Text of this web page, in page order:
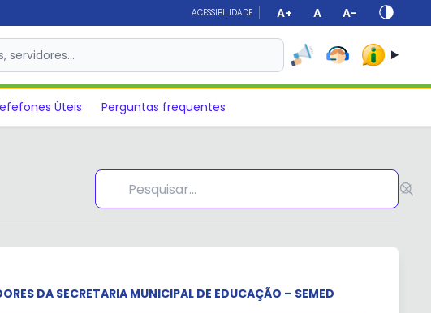
ACESSIBILIDADE A+ A A-
servidores…
Úteis Perguntas frequentes
DA SECRETARIA MUNICIPAL DE EDUCAÇÃO – SEMED